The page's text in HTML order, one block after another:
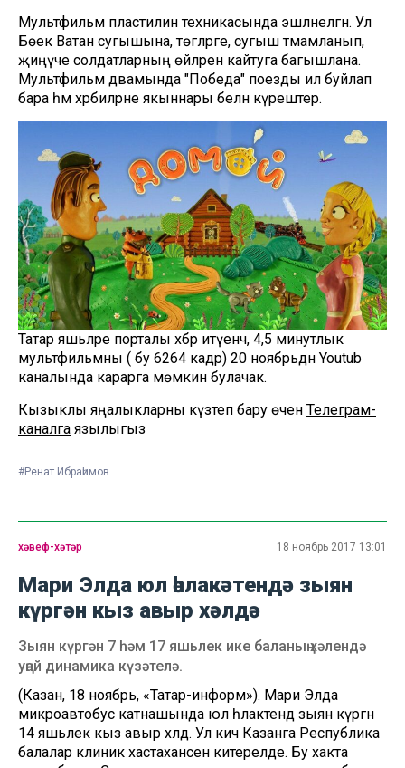
Мультфильм пластилин техникасында эшләнелгән. Ул
Бөек Ватан сугышына, төгәлрәге, сугыш тәмамланып,
җиңүче солдатларның өйләренә кайтуга багышлана.
Мультфильм дәвамында "Победа" поезды ил буйлап
бара һәм хәрбиләрне якыннары белән күрештерә.
Татар яшьләре порталы хәбәр итүенчә, 4,5 минутлык
мультфильмны (ә бу 6264 кадр) 20 ноябрьдән Youtub
каналында карарга мөмкин булачак.
Кызыклы яңалыкларны күзәтеп бару өчен Телеграм-
каналга язылыгыз
#Ренат Ибраһимов
хәвеф-хәтәр 18 ноябрь 2017 13:01
Мари Элда юл һәлакәтендә зыян
күргән кыз авыр хәлдә
Зыян күргән 7 һәм 17 яшьлек ике баланың хәлендә
уңай динамика күзәтелә.
(Казан, 18 ноябрь, «Татар-информ»). Мари Элда
микроавтобус катнашында юл һәлакәтендә зыян күргән
14 яшьлек кыз авыр хәлдә. Ул кичә Казанга Республика
балалар клиник хастаханәсенә китерелде. Бу хакта